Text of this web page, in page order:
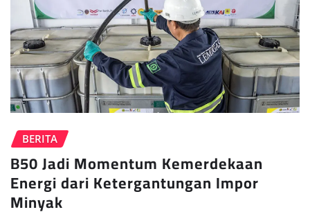
BERITA
B50 Jadi Momentum Kemerdekaan
Energi dari Ketergantungan Impor
Minyak